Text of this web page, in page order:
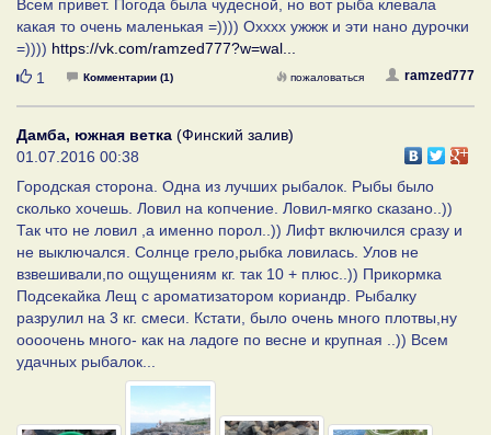
Всем привет. Погода была чудесной, но вот рыба клевала
какая то очень маленькая =)))) Охххх ужжж и эти нано дурочки
=)))) https://vk.com/ramzed777?w=wal...
Нравится
1 Комментарии (1) ramzed777
пожаловаться
Дамба, южная ветка (Финский залив)
01.07.2016 00:38
Городская сторона. Одна из лучших рыбалок. Рыбы было
сколько хочешь. Ловил на копчение. Ловил-мягко сказано..))
Так что не ловил ,а именно порол..)) Лифт включился сразу и
не выключался. Солнце грело,рыбка ловилась. Улов не
взвешивали,по ощущениям кг. так 10 + плюс..)) Прикормка
Подсекайка Лещ с ароматизатором кориандр. Рыбалку
разрулил на 3 кг. смеси. Кстати, было очень много плотвы,ну
оооочень много- как на ладоге по весне и крупная ..)) Всем
удачных рыбалок...